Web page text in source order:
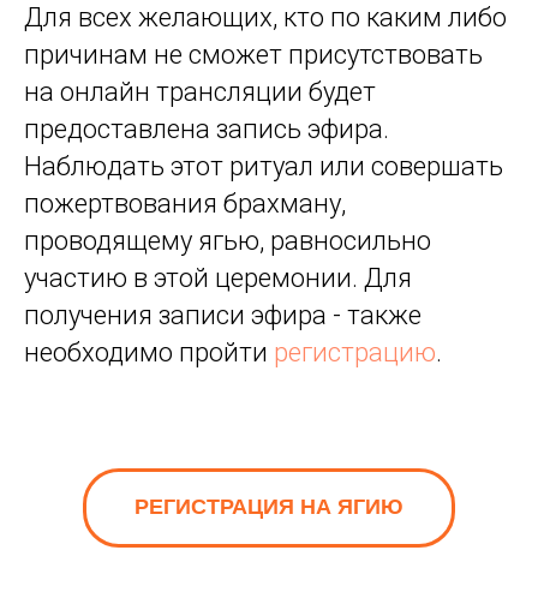
Для всех желающих, кто по каким либо
причинам не сможет присутствовать
на онлайн трансляции будет
предоставлена запись эфира.
Наблюдать этот ритуал или совершать
пожертвования брахману,
проводящему ягью, равносильно
участию в этой церемонии. Для
получения записи эфира - также
необходимо пройти регистрацию.
РЕГИСТРАЦИЯ НА ЯГИЮ